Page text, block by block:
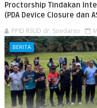
Proctorship Tindakan
(PDA Device Closure dan
PPID RSUD dr. Soedarso
BERITA